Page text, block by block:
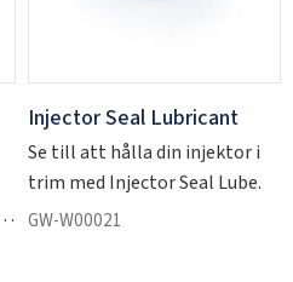
Injector Seal Lubricant
Se till att hålla din injektor i
trim med Injector Seal Lube.
GW-W00021